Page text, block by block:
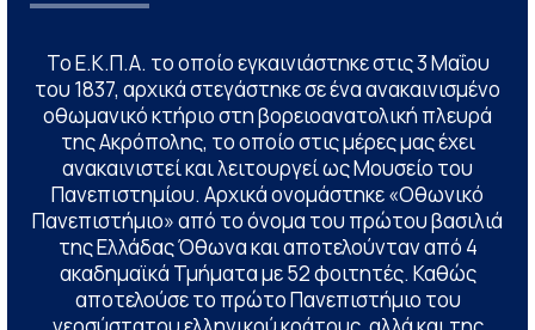
Το Ε.Κ.Π.Α. το οποίο εγκαινιάστηκε στις 3 Μαΐου
του 1837, αρχικά στεγάστηκε σε ένα ανακαινισμένο
οθωμανικό κτήριο στη βορειοανατολική πλευρά
της Ακρόπολης, το οποίο στις μέρες μας έχει
ανακαινιστεί και λειτουργεί ως Μουσείο του
Πανεπιστημίου. Αρχικά ονομάστηκε «Οθωνικό
Πανεπιστήμιο» από το όνομα του πρώτου βασιλιά
της Ελλάδας Όθωνα και αποτελούνταν από 4
ακαδημαϊκά Τμήματα με 52 φοιτητές. Καθώς
αποτελούσε το πρώτο Πανεπιστήμιο του